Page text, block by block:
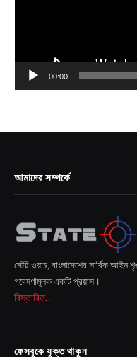
00:00
আমাদের সম্পর্কে
স্টেট ওয়াচ, বাংলাদেশের সার্বিক আইন
গবেষণামূলক একটি প্রয়াস।
বিস্তারিত...
ফেসবুকে যুক্ত থাকুন